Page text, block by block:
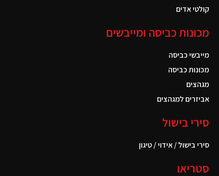
קולטי אדים
מכונות כביסה ומייבשים
מייבשי כביסה
מכונות כביסה
מגהצים
אביזרים למגהצים
סירי בישול
סירי בישול / אידוי / טיגון
סטריאו